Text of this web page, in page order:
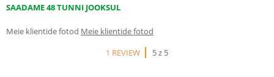
SAADAME 48 TUNNI JOOKSUL
Meie klientide fotod Meie klientide fotod
1 REVIEW
5 z 5